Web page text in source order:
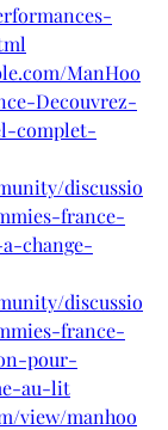
ManHoo
Decouvrez-
complet-
discussio
france-
change-
discussio
france-
pour-
au-lit
view/manhoo